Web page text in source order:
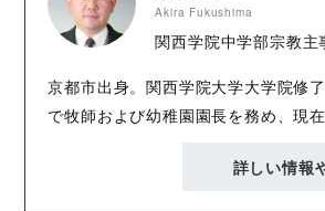
Akira Fukushima
関西学院中学部宗教主
京都市出身。関西学院大学大学院修
で牧師および幼稚園園長を務め、現
主事、関西学院大学講師。冠句作家
詳しい情報